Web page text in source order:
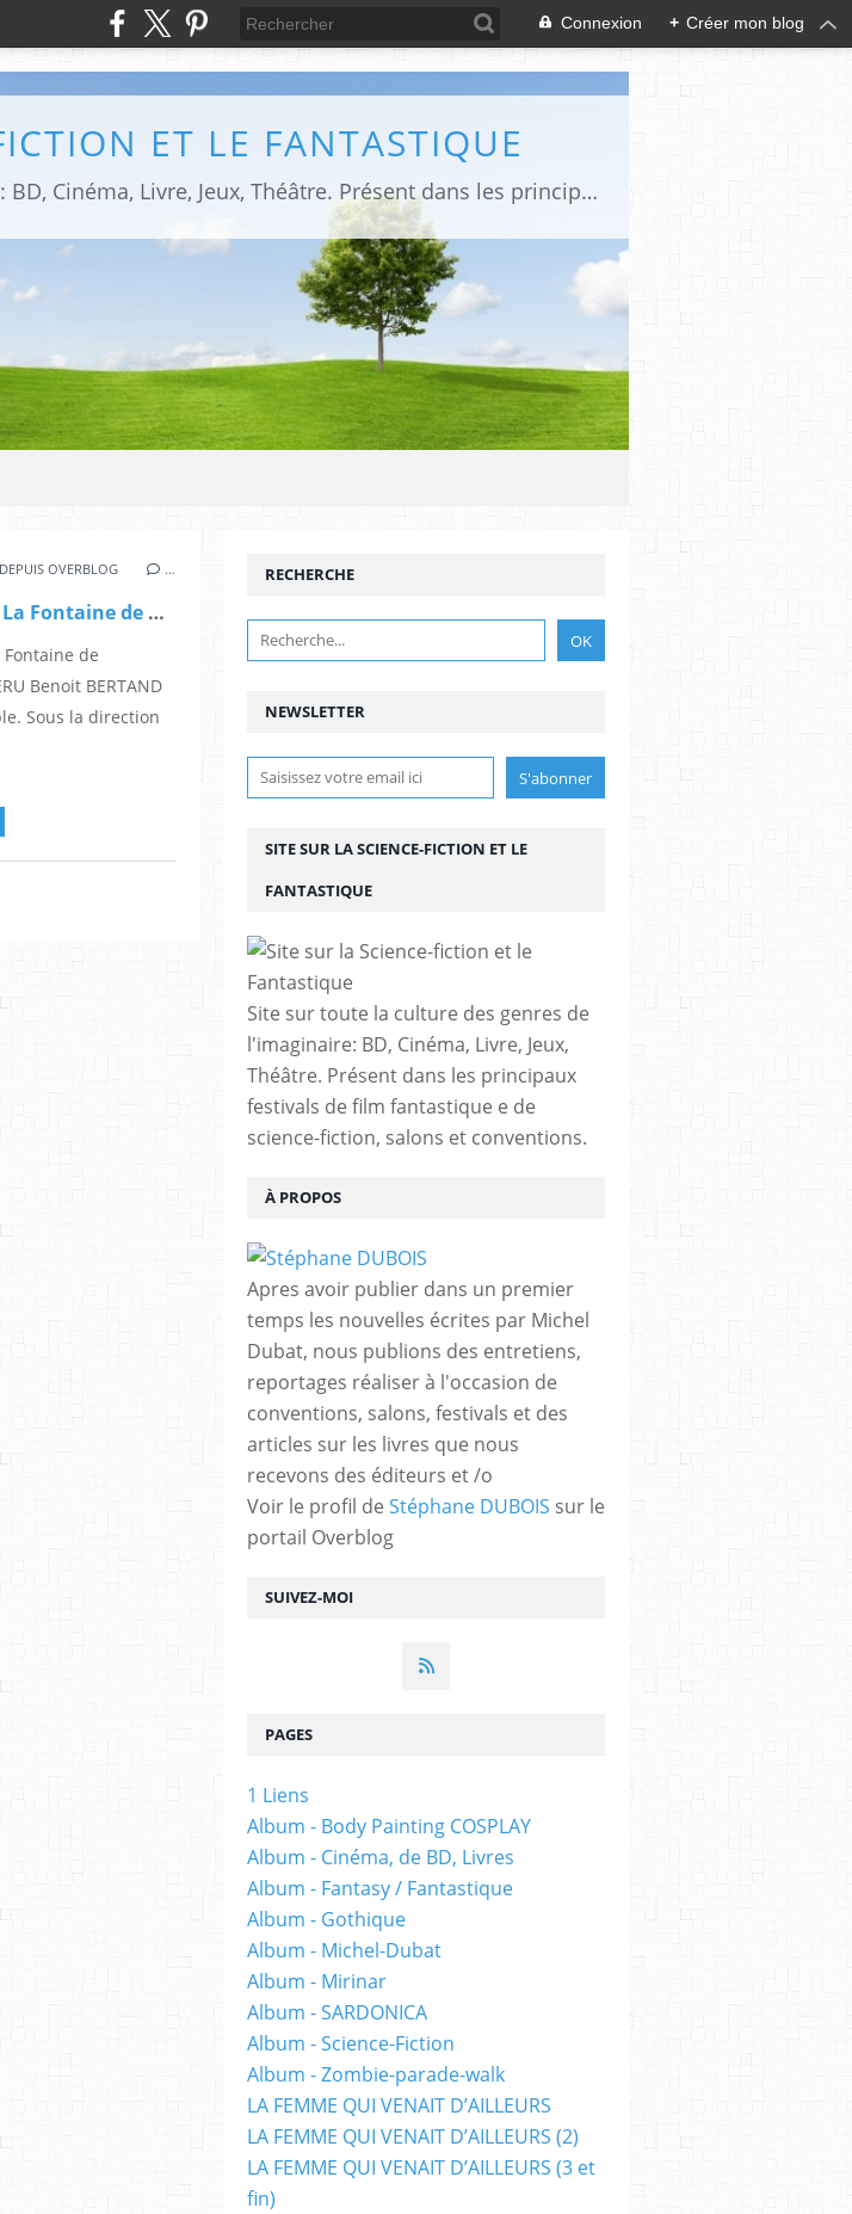
Connexion + Créer mon blog
ET LE FANTASTIQUE
Site sur toute la culture des genres de l'imaginaire: BD, Cinéma, Livre, Jeux, Théâtre. Présent dans les principaux festivals de film fantastique e de science-fiction, salons et conventions.
,FANTASTIQUE DESSINATEUR
OVERBLOG …
Brocéliande 01 - La Fontaine de Barenton Olivier PERU Benoit BERTAND
de
Benoit BERTAND
Sous la direction
NEWSLETTER
SUIVEZ-MOI
RECHERCHE
SITE SUR LA SCIENCE-FICTION ET LE
FANTASTIQUE
Site sur toute la culture des genres de
l'imaginaire: BD, Cinéma, Livre, Jeux,
Théâtre. Présent dans les principaux
festivals de film fantastique e de
science-fiction, salons et conventions.
À PROPOS
Apres avoir publier dans un premier
temps les nouvelles écrites par Michel
Dubat, nous publions des entretiens,
reportages réaliser à l'occasion de
conventions, salons, festivals et des
articles sur les livres que nous
recevons des éditeurs et /o
Voir le profil de Stéphane DUBOIS sur le
portail Overblog
PAGES
1 Liens
Album - Body Painting COSPLAY
Album - Cinéma, de BD, Livres
Album - Fantasy / Fantastique
Album - Gothique
Album - Michel-Dubat
Album - Mirinar
Album - SARDONICA
Album - Science-Fiction
Album - Zombie-parade-walk
LA FEMME QUI VENAIT D’AILLEURS
LA FEMME QUI VENAIT D’AILLEURS (2)
LA FEMME QUI VENAIT D’AILLEURS (3 et
fin)